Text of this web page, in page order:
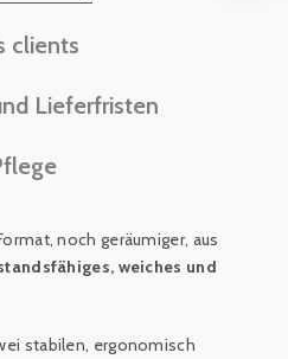
clients
Lieferfristen
noch geräumiger, aus
weiches und
stabilen, ergonomisch